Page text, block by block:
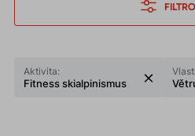
Aktivita:
Fitness skialpinismus